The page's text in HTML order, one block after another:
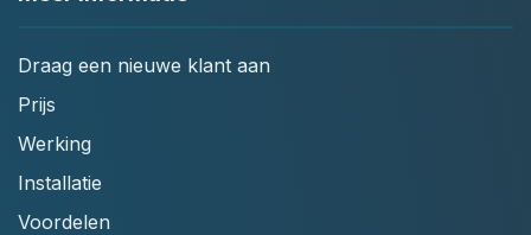
Draag een nieuwe klant aan
Prijs
Werking
Installatie
Voordelen